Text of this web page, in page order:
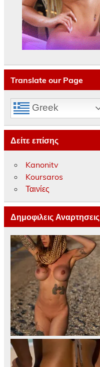
Translate our Page
Greek
Δείτε επίσης
Kanonitv
Koursaros
Ταινίες
Δημοφιλεις Αναρτησεις